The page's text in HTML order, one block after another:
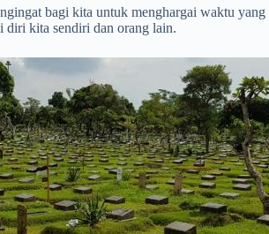
bagi kita untuk menghargai waktu
diri kita sendiri dan orang lain.